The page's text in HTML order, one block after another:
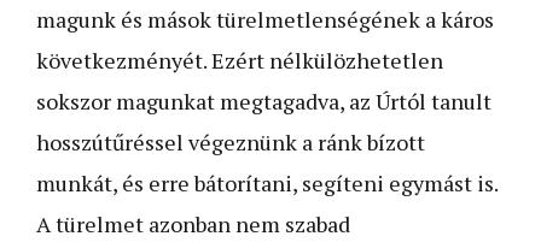
magunk és mások türelmetlenségének a káros
következményét. Ezért nélkülözhetetlen
sokszor magunkat meg­ta­gadva, az Úrtól tanult
hosszútűréssel végeznünk a ránk bízott
munkát, és erre bátorítani, segíteni egymást is.
A türelmet azonban nem szabad